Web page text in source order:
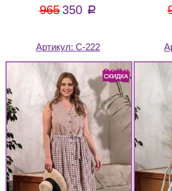
965 350 a
Артикул: С-222